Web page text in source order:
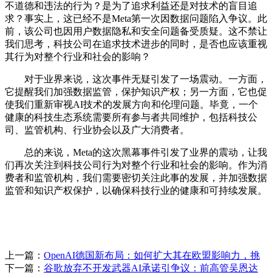
不道德和违法的行为？是为了追求利益还是对技术的盲目追
求？事实上，这已经不是Meta第一次因数据问题陷入争议。此
前，该公司也因用户数据隐私和安全问题备受质疑。这不禁让
我们思考，科技公司在追求技术进步的同时，是否也应该重视
其行为对整个行业和社会的影响？
对于业界来说，这次事件无疑引发了一场震动。一方面，
它提醒我们加强数据监管，保护知识产权；另一方面，它也促
使我们重新审视AI技术的发展方向和伦理问题。毕竟，一个
健康的科技生态系统需要所有参与者共同维护，包括科技公
司、监管机构、行业协会以及广大消费者。
总的来说，Meta的这次黑幕事件引发了业界的震动，让我
们再次关注到科技公司行为对整个行业和社会的影响。作为消
费者和监管机构，我们需要密切关注此事的发展，并加强数据
监管和知识产权保护，以确保科技行业的健康和可持续发展。
上一篇： OpenAI德国新布局：如何扩大其在欧盟影响力，挑
下一篇： 谷歌放弃不开发武器AI承诺引争议：前高管吴恩达